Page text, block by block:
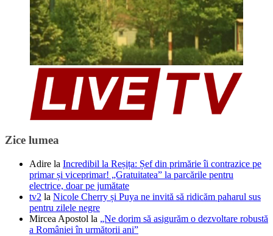
Zice lumea
Adire la Incredibil la Reșița: Șef din primărie îi contrazice pe
primar și viceprimar! „Gratuitatea” la parcările pentru
electrice, doar pe jumătate
tv2 la Nicole Cherry și Puya ne invită să ridicăm paharul sus
pentru zilele negre
Mircea Apostol la „Ne dorim să asigurăm o dezvoltare robustă
a României în următorii ani”